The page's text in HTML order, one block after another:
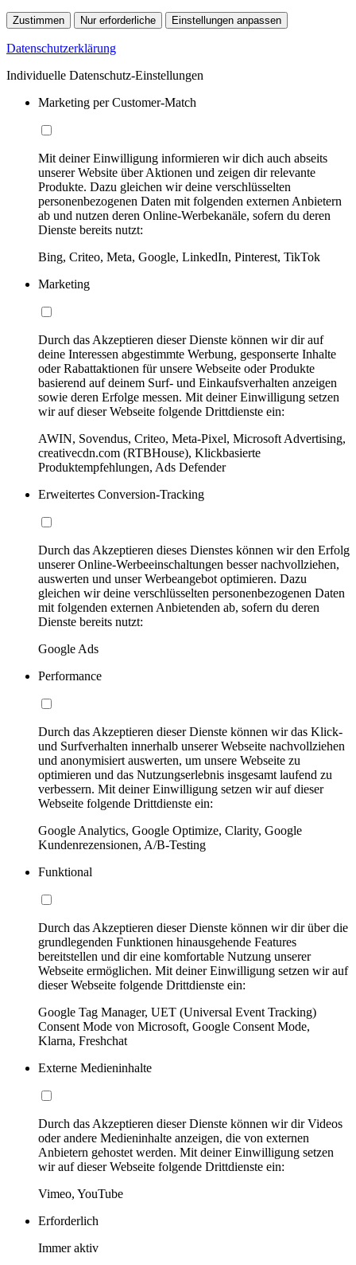
Zustimmen Nur erforderliche Einstellungen anpassen
Datenschutzerklärung
Individuelle Datenschutz-Einstellungen
Marketing per Customer-Match
Mit deiner Einwilligung informieren wir dich auch abseits
unserer Website über Aktionen und zeigen dir relevante
Produkte. Dazu gleichen wir deine verschlüsselten
personenbezogenen Daten mit folgenden externen Anbietern
ab und nutzen deren Online-Werbekanäle, sofern du deren
Dienste bereits nutzt:
Bing, Criteo, Meta, Google, LinkedIn, Pinterest, TikTok
Marketing
Durch das Akzeptieren dieser Dienste können wir dir auf
deine Interessen abgestimmte Werbung, gesponserte Inhalte
oder Rabattaktionen für unsere Webseite oder Produkte
basierend auf deinem Surf- und Einkaufsverhalten anzeigen
sowie deren Erfolge messen. Mit deiner Einwilligung setzen
wir auf dieser Webseite folgende Drittdienste ein:
AWIN, Sovendus, Criteo, Meta-Pixel, Microsoft Advertising,
creativecdn.com (RTBHouse), Klickbasierte
Produktempfehlungen, Ads Defender
Erweitertes Conversion-Tracking
Durch das Akzeptieren dieses Dienstes können wir den Erfolg
unserer Online-Werbeeinschaltungen besser nachvollziehen,
auswerten und unser Werbeangebot optimieren. Dazu
gleichen wir deine verschlüsselten personenbezogenen Daten
mit folgenden externen Anbietenden ab, sofern du deren
Dienste bereits nutzt:
Google Ads
Performance
Durch das Akzeptieren dieser Dienste können wir das Klick-
und Surfverhalten innerhalb unserer Webseite nachvollziehen
und anonymisiert auswerten, um unsere Webseite zu
optimieren und das Nutzungserlebnis insgesamt laufend zu
verbessern. Mit deiner Einwilligung setzen wir auf dieser
Webseite folgende Drittdienste ein:
Google Analytics, Google Optimize, Clarity, Google
Kundenrezensionen, A/B-Testing
Funktional
Durch das Akzeptieren dieser Dienste können wir dir über die
grundlegenden Funktionen hinausgehende Features
bereitstellen und dir eine komfortable Nutzung unserer
Webseite ermöglichen. Mit deiner Einwilligung setzen wir auf
dieser Webseite folgende Drittdienste ein:
Google Tag Manager, UET (Universal Event Tracking)
Consent Mode von Microsoft, Google Consent Mode,
Klarna, Freshchat
Externe Medieninhalte
Durch das Akzeptieren dieser Dienste können wir dir Videos
oder andere Medieninhalte anzeigen, die von externen
Anbietern gehostet werden. Mit deiner Einwilligung setzen
wir auf dieser Webseite folgende Drittdienste ein:
Vimeo, YouTube
Erforderlich
Immer aktiv